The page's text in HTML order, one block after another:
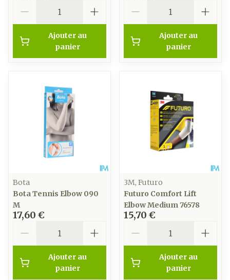
Ajouter au
panier
Ajouter au
panier
Bota
Bota Tennis Elbow 090
M
17,60 €
Ajouter au
panier
3M, Futuro
Futuro Comfort Lift
Elbow Medium 76578
15,70 €
Ajouter au
panier